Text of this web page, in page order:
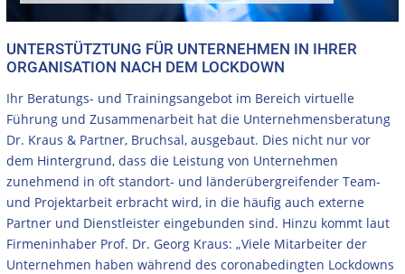
UNTERSTÜTZTUNG FÜR UNTERNEHMEN IN IHRER
ORGANISATION NACH DEM LOCKDOWN
Ihr Beratungs- und Trainingsangebot im Bereich virtuelle
Führung und Zusammenarbeit hat die Unternehmensberatung
Dr. Kraus & Partner, Bruchsal, ausgebaut. Dies nicht nur vor
dem Hintergrund, dass die Leistung von Unternehmen
zunehmend in oft standort- und länderübergreifender Team-
und Projektarbeit erbracht wird, in die häufig auch externe
Partner und Dienstleister eingebunden sind. Hinzu kommt laut
Firmeninhaber Prof. Dr. Georg Kraus: „Viele Mitarbeiter der
Unternehmen haben während des coronabedingten Lockdowns